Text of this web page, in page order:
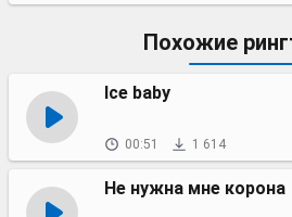
Похожие
Ice baby
00:51 1 614
Не нужна мне корона